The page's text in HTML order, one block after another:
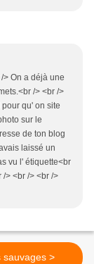
> On a déjà une
/> <br />
qu' on site
sur le
de ton blog
laissé un
vu l' étiquette<br
/> <br /> <br />
Tulipes sauvages >